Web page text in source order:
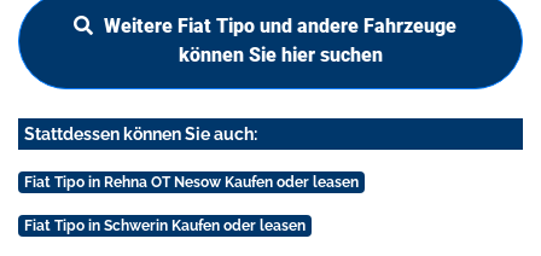
Weitere Fiat Tipo und andere Fahrzeuge
können Sie hier suchen
Stattdessen können Sie auch:
Fiat Tipo in Rehna OT Nesow Kaufen oder leasen
Fiat Tipo in Schwerin Kaufen oder leasen